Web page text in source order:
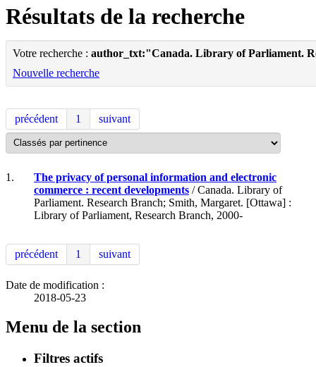
Résultats de la recherche
Votre recherche : author_txt:"Canada. Library of Parliament.
Nouvelle recherche
précédent 1 suivant
1.
The privacy of personal information and electronic
commerce : recent developments / Canada. Library of
Parliament. Research Branch; Smith, Margaret. [Ottawa] :
Library of Parliament, Research Branch, 2000-
précédent 1 suivant
Date de modification :
2018-05-23
Menu de la section
Filtres actifs